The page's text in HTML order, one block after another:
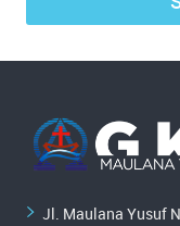
Jl. Maulana Yusuf